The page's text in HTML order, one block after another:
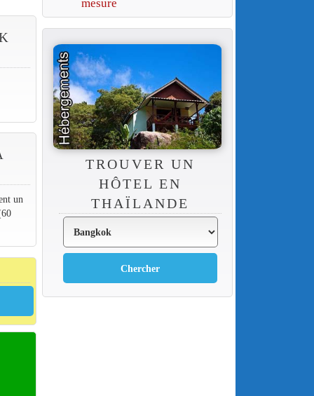
un
mesure
TROUVER UN
HÔTEL EN
THAÏLANDE